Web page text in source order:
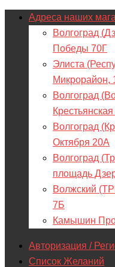
Адреса наших
Волгоград
Победы 70Г
Элиста
Микрорайон,
Волгоград
Волгоград
Октября 20А
Волгоград
площадь
Волжский
7Б
Камышин
Авторизация /
Список Желаний